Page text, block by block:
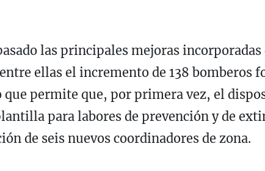
las principales mejoras
ellas el incremento de 138 bomberos
que permite que, por primera vez, el
para labores de prevención y de
de seis nuevos coordinadores de zona.